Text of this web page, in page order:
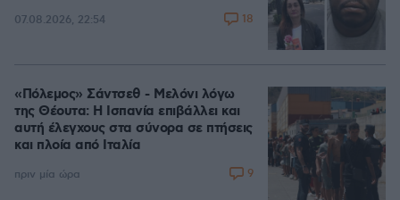
07.08.2026, 22:54 18
«Πόλεμος» Σάντσεθ - Μελόνι λόγω
της Θέουτα: Η Ισπανία επιβάλλει και
αυτή έλεγχους στα σύνορα σε πτήσεις
και πλοία από Ιταλία
πριν μία ώρα 9